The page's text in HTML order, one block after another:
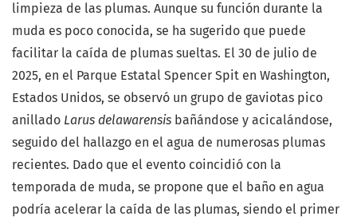
limpieza de las plumas. Aunque su función durante la
muda es poco conocida, se ha sugerido que puede
facilitar la caída de plumas sueltas. El 30 de julio de
2025, en el Parque Estatal Spencer Spit en Washington,
Estados Unidos, se observó un grupo de gaviotas pico
anillado Larus delawarensis bañándose y acicalándose,
seguido del hallazgo en el agua de numerosas plumas
recientes. Dado que el evento coincidió con la
temporada de muda, se propone que el baño en agua
podría acelerar la caída de las plumas, siendo el primer